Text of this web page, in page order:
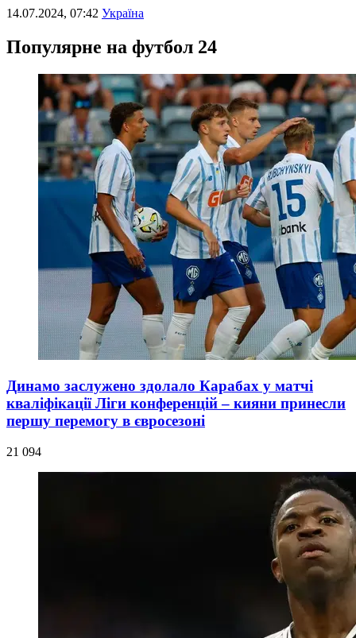
14.07.2024, 07:42 Україна
Популярне на футбол 24
Динамо заслужено здолало Карабах у матчі
кваліфікації Ліги конференцій – кияни принесли
першу перемогу в євросезоні
21 094